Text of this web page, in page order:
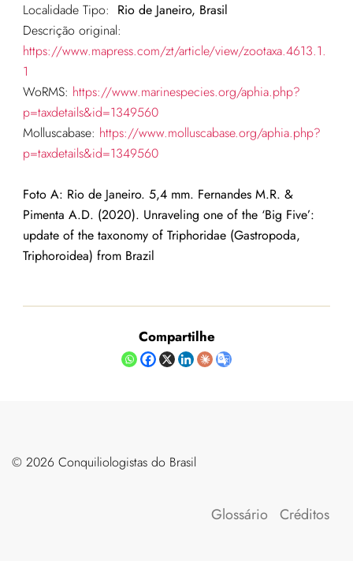
Localidade Tipo: Rio de Janeiro, Brasil
Descrição original:
https://www.mapress.com/zt/article/view/zootaxa.4613.1.
1
WoRMS: https://www.marinespecies.org/aphia.php?
p=taxdetails&id=1349560
Molluscabase: https://www.molluscabase.org/aphia.php?
p=taxdetails&id=1349560
Foto A: Rio de Janeiro. 5,4 mm. Fernandes M.R. &
Pimenta A.D. (2020). Unraveling one of the ‘Big Five’:
update of the taxonomy of Triphoridae (Gastropoda,
Triphoroidea) from Brazil
Compartilhe
©️ 2026 Conquiliologistas do Brasil
Glossário Créditos